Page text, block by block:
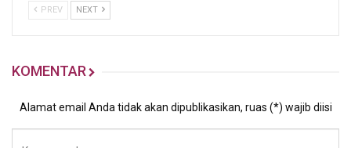
PREV NEXT
KOMENTAR
Alamat email Anda tidak akan dipublikasikan, ruas (*) wajib diisi